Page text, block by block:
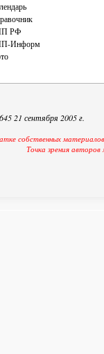
РФ
Информ
21 сентября 2005 г.
собственных
Точка зрения